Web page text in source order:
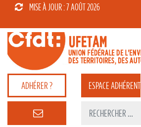
MISE À JOUR : 7 AOÛT 2026
ADHÉRER ? ESPACEADHÉRENT